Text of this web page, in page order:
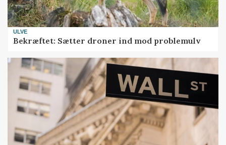
ULVE
Bekræftet: Sætter droner ind mod problemulv